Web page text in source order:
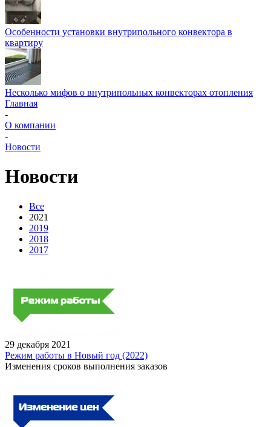
Особенности установки внутрипольного конвектора в
квартиру
Несколько мифов о внутрипольных конвекторах отопления
Главная
-
О компании
-
Новости
Новости
Все
2021
2019
2018
2017
29 декабря 2021
Режим работы в Новый год (2022)
Изменения сроков выполнения заказов